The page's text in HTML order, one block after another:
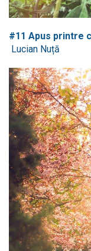
#11 Apus printre
Lucian Nuță